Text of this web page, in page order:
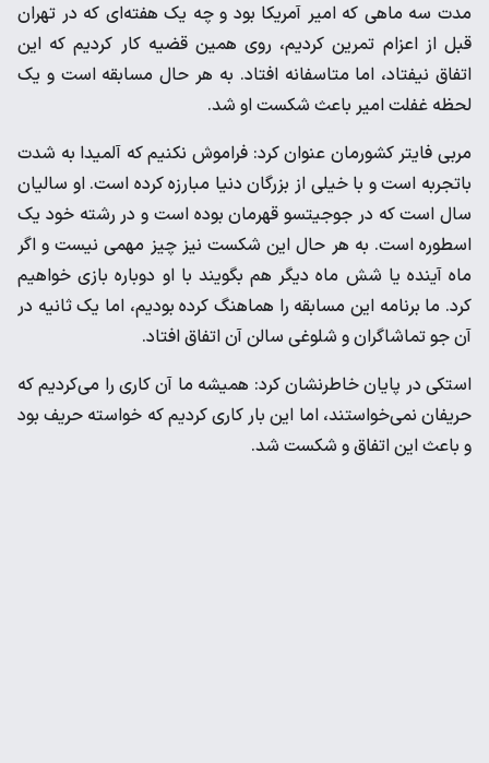
مدت سه ماهی که امیر آمریکا بود و چه یک هفته‌ای که در تهران
قبل از اعزام تمرین کردیم، روی همین قضیه کار کردیم که این
اتفاق نیفتاد، اما متاسفانه افتاد. به هر حال مسابقه است و یک
لحظه غفلت امیر باعث شکست او شد.
مربی فایتر کشورمان عنوان کرد: فراموش نکنیم که آلمیدا به شدت
باتجربه است و با خیلی از بزرگان دنیا مبارزه کرده است. او سالیان
سال است که در جوجیتسو قهرمان بوده است و در رشته خود یک
اسطوره است. به هر حال این شکست نیز چیز مهمی نیست و اگر
ماه آینده یا شش ماه دیگر هم بگویند با او دوباره بازی خواهیم
کرد. ما برنامه این مسابقه را هماهنگ کرده بودیم، اما یک ثانیه در
آن جو تماشاگران و شلوغی سالن آن اتفاق افتاد.
استکی در پایان خاطرنشان کرد: همیشه ما آن کاری را می‌کردیم که
حریفان نمی‌خواستند، اما این بار کاری کردیم که خواسته حریف بود
و باعث این اتفاق و شکست شد.